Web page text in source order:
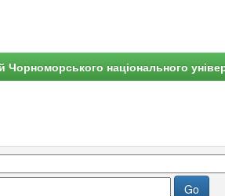
Чорноморського національного